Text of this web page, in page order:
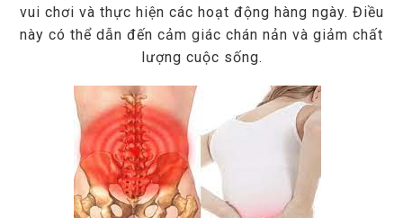
vui chơi và thực hiện các hoạt động hàng ngày. Điều
này có thể dẫn đến cảm giác chán nản và giảm chất
lượng cuộc sống.